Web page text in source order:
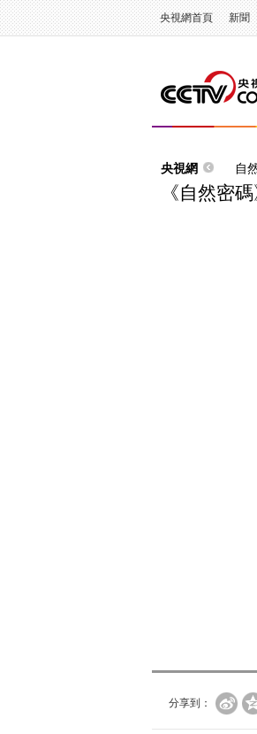
央視網首頁 新聞
央視網 自
《自然密
分享到：